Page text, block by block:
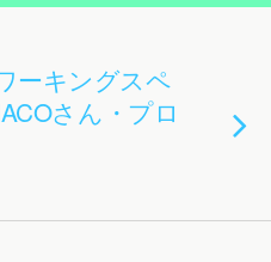
ーキングスペ
さん・プロ